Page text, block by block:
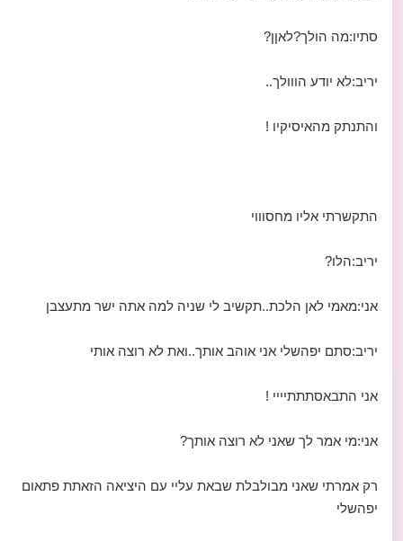
סתיו:מה הולך?לאןן?
יריב:לא יודע הווולך..
והתנתק מהאיסיקיו !
התקשרתי אליו מחסוווי
יריב:הלו?
אני:מאמי לאן הלכת..תקשיב לי שניה למה אתה ישר מתעצבן
יריב:סתם יפהשלי אני אוהב אותך..ואת לא רוצה אותי
אני התבאסתתתיייי !
אני:מי אמר לך שאני לא רוצה אותך?
רק אמרתי שאני מבולבלת שבאת עליי עם היציאה הזאתת פתאום
יפהשלי